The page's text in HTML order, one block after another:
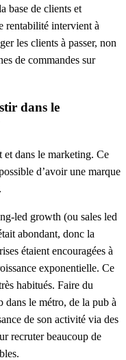
base de clients et
rentabilité intervient à
les clients à passer, non
de commandes sur
dans le
et dans le marketing. Ce
d’avoir une marque
-led growth (ou sales led
abondant, donc la
étaient encouragées à
exponentielle. Ce
habitués. Faire du
le métro, de la pub à
de son activité via des
recruter beaucoup de